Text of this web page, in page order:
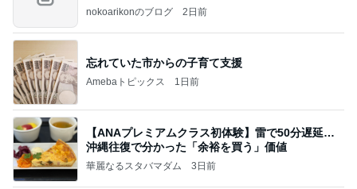
nokoarikonのブログ 2日前
忘れていた市からの子育て支援
Amebaトピックス 1日前
【ANAプレミアムクラス初体験】雷で50分遅延…
沖縄往復で分かった「余裕を買う」価値
華麗なるスタバマダム 3日前